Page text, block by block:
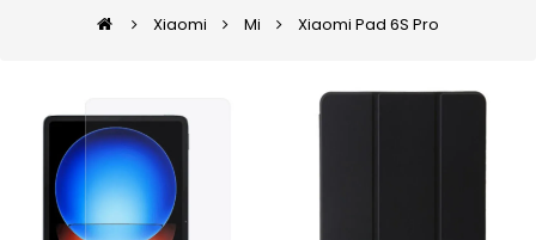
Xiaomi Mi Xiaomi Pad 6S Pro